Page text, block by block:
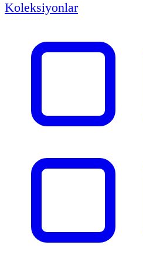
Koleksiyonlar